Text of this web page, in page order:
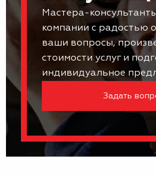
Мастера-
компании с радостью
ваши вопросы,
стоимости услуг и
индивидуальное
Задать